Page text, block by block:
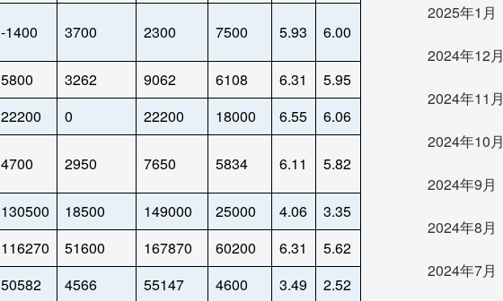
-1400 3700 2300 7500 5.93 6.00
5800 3262 9062 6108 6.31
5.95
22200 0 22200 18000 6.55
6.06
4700 2950 7650 5834 6.11 5.82
130500 18500 149000 25000 4.06
3.35
116270 51600 167870 60200 6.31
5.62
50582 4566 55147 4600 3.49
2.52
2025年1月
2024年12月
2024年11月
2024年10月
2024年9月
2024年8月
2024年7月